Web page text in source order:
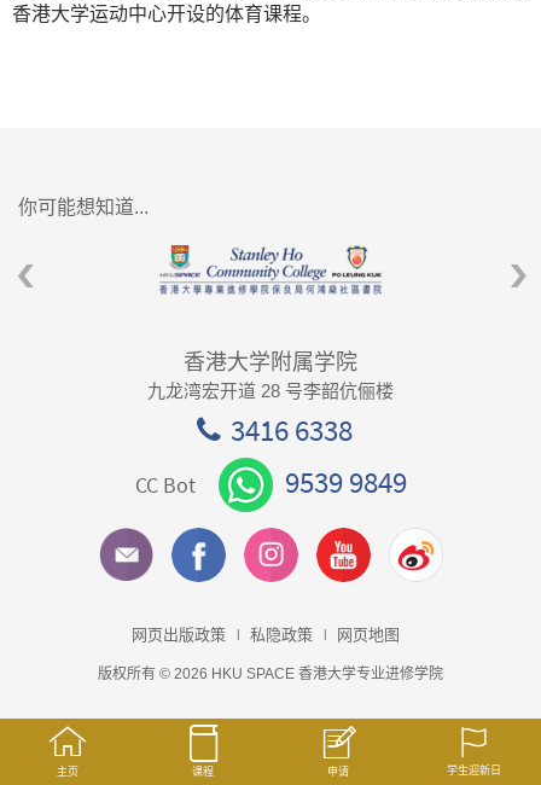
香港大学运动中心开设的体育课程。
你可能想知道...
香港大学附属学院
九龙湾宏开道 28 号李韶伉俪楼
3416 6338
CC Bot 9539 9849
网页出版政策 私隐政策 网页地图
版权所有 © 2026 HKU SPACE 香港大学专业进修学院
主页 课程 申请 学生迎新日